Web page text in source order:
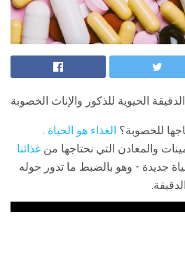
الحيوية للذكور والإناث الخصوبة
للخصوبة؟ الغذاء هو الحياة .
والمعادن التي نحتاجها من غذائنا
جديدة - وهو بالضبط ما تدور حوله